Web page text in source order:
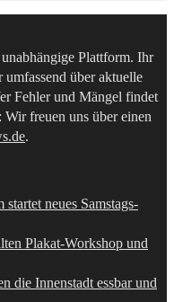
Plattform. Ihr
über aktuelle
Fehler und Mängel findet
freuen uns über einen
.
neues Samstags-
Plakat-Workshop und
die Innenstadt essbar und